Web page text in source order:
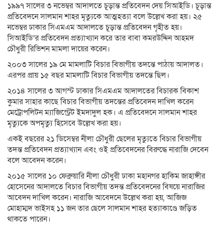
১৯৯৭ সালের ৩ নভেম্বর আদালতে চূড়ান্ত প্রতিবেদন দেয় সিআইডি। চূড়ান্ত
প্রতিবেদনে সালমান শাহর মৃত্যুকে আত্মহত্যা বলে উল্লেখ করা হয়। ২৫
নভেম্বর ঢাকার সিএমএম আদালতে চূড়ান্ত প্রতিবেদন গৃহীত হয়।
সিআইডি’র প্রতিবেদন প্রত্যাখ্যান করে তার বাবা কমরউদ্দিন আহমদ
চৌধুরী রিভিশন মামলা দায়ের করেন।
২০০৩ সালের ১৯ মে মামলাটি বিচার বিভাগীয় তদন্তে পাঠায় আদালত।
এরপর প্রায় ১৫ বছর মামলাটি বিচার বিভাগীয় তদন্তে ছিল।
২০১৪ সালের ৩ আগস্ট ঢাকার সিএমএম আদালতের বিচারক বিকাশ
কুমার সাহার কাছে বিচার বিভাগীয় তদন্তের প্রতিবেদন দাখিল করেন
মেট্রোপলিটন ম্যাজিস্ট্রেট ইমদাদুল হক। এ প্রতিবেদনে সালমান শাহর
মৃত্যুকে অপমৃত্যু হিসেবে উল্লেখ করা হয়।
একই বছরের ২১ ডিসেম্বর নীলা চৌধুরী ছেলের মৃত্যুতে বিচার বিভাগীয়
তদন্ত প্রতিবেদন প্রত্যাখ্যান এবং ওই প্রতিবেদনের বিরুদ্ধে নারাজি দেবেন
বলে আবেদন করেন।
২০১৫ সালের ১০ ফেব্রুয়ারি নীলা চৌধুরী ঢাকা মহানগর হাকিম জাহাঙ্গীর
হোসেনের আদালতে বিচার বিভাগীয় তদন্ত প্রতিবেদনের বিষয়ে নারাজির
আবেদন দাখিল করেন। নারাজি আবেদনে উল্লেখ করা হয়, আজিজ
মোহাম্মদ ভাইসহ ১১ জন তার ছেলে সালমান শাহর হত্যাকাণ্ডে জড়িত
থাকতে পারেন।